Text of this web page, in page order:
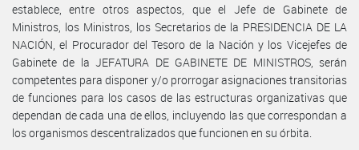
establece, entre otros aspectos, que el Jefe de Gabinete de
Ministros, los Ministros, los Secretarios de la PRESIDENCIA DE LA
NACIÓN, el Procurador del Tesoro de la Nación y los Vicejefes de
Gabinete de la JEFATURA DE GABINETE DE MINISTROS, serán
competentes para disponer y/o prorrogar asignaciones transitorias
de funciones para los casos de las estructuras organizativas que
dependan de cada una de ellos, incluyendo las que correspondan a
los organismos descentralizados que funcionen en su órbita.